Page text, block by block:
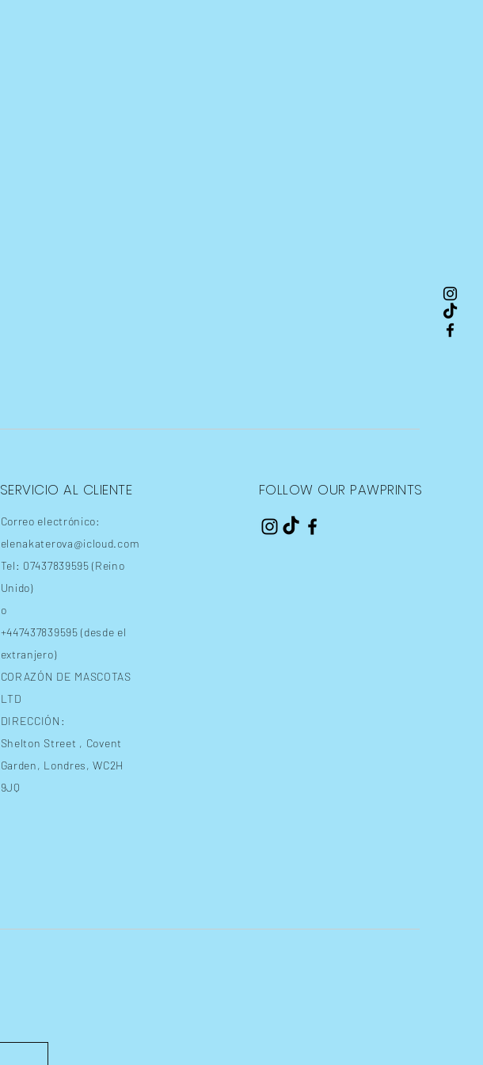
SERVICIO AL CLIENTE
Correo electrónico:
elenakaterova@icloud.com
Tel: 07437839595 (Reino
Unido)
o
+447437839595 (desde el
extranjero)
CORAZÓN DE MASCOTAS
LTD
DIRECCIÓN:
Shelton Street , Covent
Garden, Londres, WC2H
9JQ
FOLLOW OUR PAWPRINTS